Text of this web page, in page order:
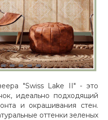
"Swiss Lake II" - это
идеально подходящий
и окрашивания стен.
оттенки зеленых